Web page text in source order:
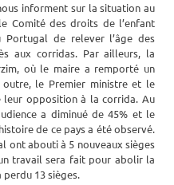
informent sur la situation au
Comité des droits de l’enfant
Portugal de relever l’âge des
aux corridas. Par ailleurs, la
où le maire a remporté un
le Premier ministre et le
opposition à la corrida. Au
a diminué de 45% et le
de ce pays a été observé.
ont abouti à 5 nouveaux sièges
travail sera fait pour abolir la
13 sièges.